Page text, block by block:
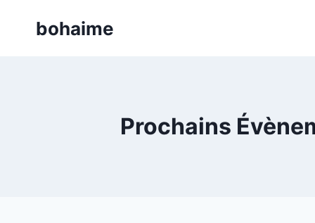
bohaime
Prochains